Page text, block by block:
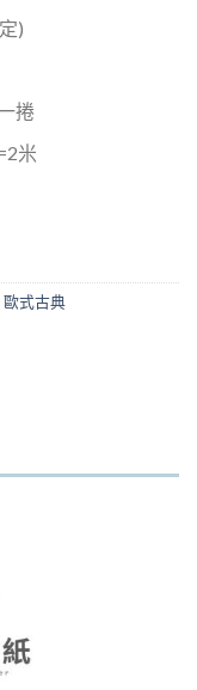
)
捲
米
式古典